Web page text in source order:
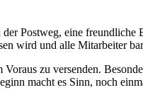
Postweg, eine
wird und alle Mitarbeiter
zu versenden.
macht es Sinn, noch